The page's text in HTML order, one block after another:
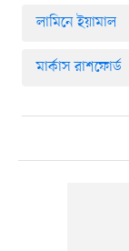
লামিনে ইয়ামাল
মার্কাস রাশফোর্ড